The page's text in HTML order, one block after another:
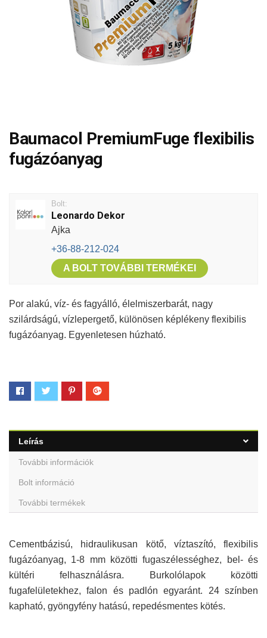
Baumacol PremiumFuge flexibilis
fugázóanyag
Bolt:
Leonardo Dekor
Ajka
+36-88-212-024
A BOLT TOVÁBBI TERMÉKEI
Por alakú, víz- és fagyálló, élelmiszerbarát, nagy
szilárdságú, vízlepergető, különösen képlékeny flexibilis
fugázóanyag. Egyenletesen húzható.
Leírás
További információk
Bolt információ
További termékek
Cementbázisú, hidraulikusan kötő, víztaszító, flexibilis
fugázóanyag, 1-8 mm közötti fugaszélességhez, bel- és
kültéri felhasználásra. Burkolólapok közötti
fugafelületekhez, falon és padlón egyaránt. 24 színben
kapható, gyöngyfény hatású, repedésmentes kötés.